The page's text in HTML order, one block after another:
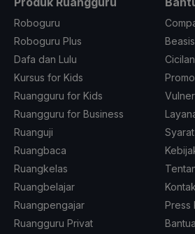
Roboguru
Roboguru Plus
Dafa dan Lulu
Kursus for Kids
Ruangguru for Kids
Ruangguru for Business
Ruanguji
Ruangbaca
Ruangkelas
Ruangbelajar
Ruangpengajar
Ruangguru Privat
Press